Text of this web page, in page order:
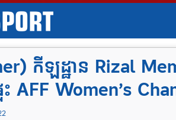
កីឡដ្ឋាន Rizal
ទះ AFF Women’s